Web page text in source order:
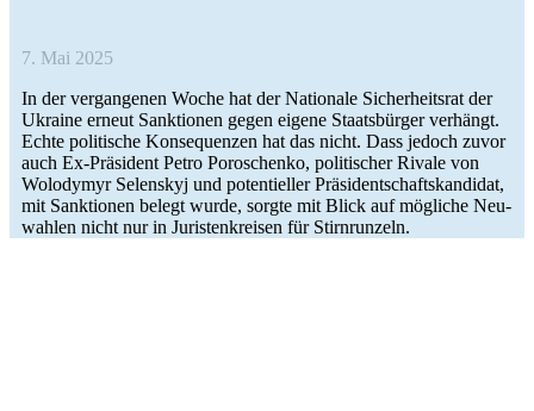
7. Mai 2025
In der ver­gan­ge­nen Woche hat der Natio­nale Sicher­heits­rat der
Ukraine erneut Sank­tio­nen gegen eigene Staats­bür­ger ver­hängt.
Echte poli­ti­sche Kon­se­quen­zen hat das nicht. Dass jedoch zuvor
auch Ex-Prä­­si­­dent Petro Poro­schenko, poli­ti­scher Rivale von
Wolo­dymyr Selen­skyj und poten­ti­el­ler Prä­si­dent­schafts­kan­di­dat,
mit Sank­tio­nen belegt wurde, sorgte mit Blick auf mög­li­che Neu­
wah­len nicht nur in Juris­ten­krei­sen für Stirnrunzeln.